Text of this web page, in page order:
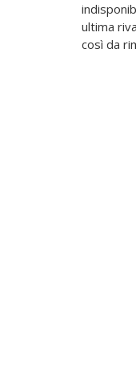
ultima
così da